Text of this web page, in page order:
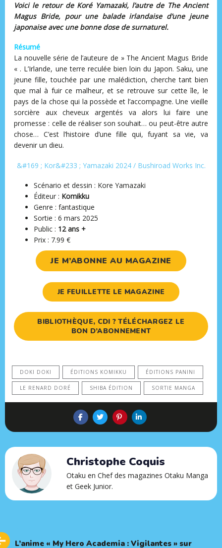
Voici le retour de Koré Yamazaki, l’autre de The Ancient
Magus Bride, pour une balade irlandaise d’une jeune
japonaise avec une bonne dose de surnaturel.
Résumé
La nouvelle série de l’auteure de » The Ancient Magus Bride
« . L’Irlande, une terre reculée bien loin du Japon. Saku, une
jeune fille, touchée par une malédiction, cherche tant bien
que mal à fuir ce malheur, et se retrouve sur cette île, le
pays de la chose qui la possède et l’accompagne. Une vieille
sorcière aux cheveux argentés va alors lui faire une
promesse : celle de réaliser son souhait… ou peut-être autre
chose… C’est l’histoire d’une fille qui, fuyant sa vie, va
devenir un dieu.
&#169 ; Kor&#233 ; Yamazaki 2024 / Bushiroad Works Inc.
Scénario et dessin : Kore Yamazaki
Éditeur : Komikku
Genre : fantastique
Sortie : 6 mars 2025
Public : 12 ans +
Prix : 7.99 €
JE M’ABONNE AU MAGAZINE
JE FEUILLETTE LE MAGAZINE
BIBLIOTHÈQUE, CDI ? TÉLÉCHARGEZ LE
BON D’ABONNEMENT
DOKI DOKI ÉDITIONS KOMIKKU ÉDITIONS PANINI
LE RENARD DORÉ SHIBA ÉDITION SORTIE MANGA
Christophe Coquis
Otaku en Chef des magazines Otaku Manga
et Geek Junior.
Article
L’anime « My Hero Academia : Vigilantes » sur